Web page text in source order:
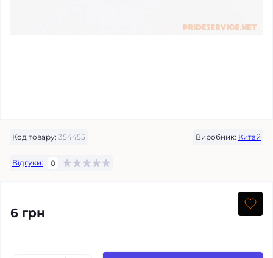
Код товару: 354455 Виробник: Китай
Відгуки: 0
6 грн